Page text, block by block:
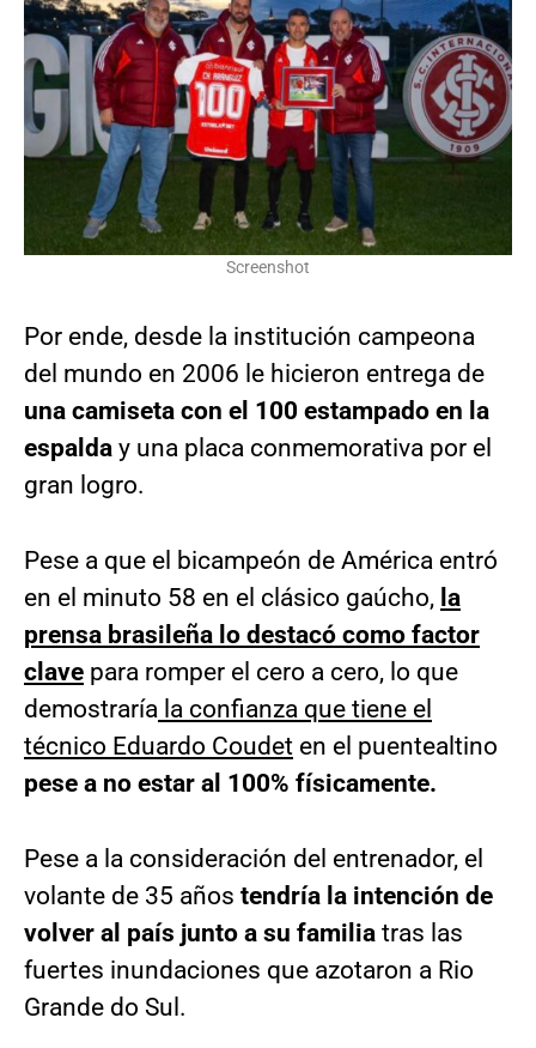
Screenshot
Por ende, desde la institución campeona
del mundo en 2006 le hicieron entrega de
una camiseta con el 100 estampado en la
espalda y una placa conmemorativa por el
gran logro.
Pese a que el bicampeón de América entró
en el minuto 58 en el clásico gaúcho, la
prensa brasileña lo destacó como factor
clave para romper el cero a cero, lo que
demostraría la confianza que tiene el
técnico Eduardo Coudet en el puentealtino
pese a no estar al 100% físicamente.
Pese a la consideración del entrenador, el
volante de 35 años tendría la intención de
volver al país junto a su familia tras las
fuertes inundaciones que azotaron a Rio
Grande do Sul.